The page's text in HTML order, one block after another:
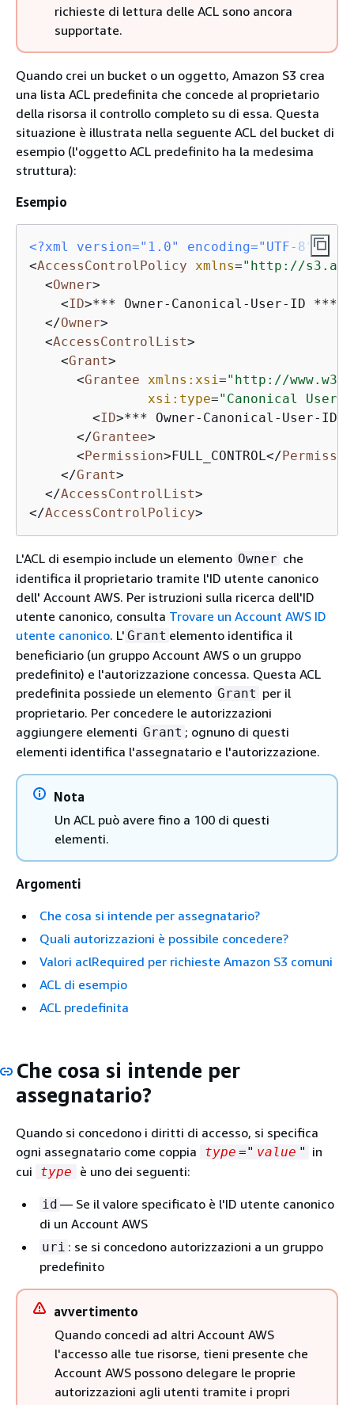
richieste di lettura delle ACL sono ancora
supportate.
Quando crei un bucket o un oggetto, Amazon S3 crea
una lista ACL predefinita che concede al proprietario
della risorsa il controllo completo su di essa. Questa
situazione è illustrata nella seguente ACL del bucket di
esempio (l'oggetto ACL predefinito ha la medesima
struttura):
Esempio
<?xml version="1.0" encoding="UTF-8"?>
<AccessControlPolicy xmlns="http://
<Owner>
<ID>*** Owner-Canonical-User-ID ***
</Owner>
<AccessControlList>
<Grant>
<Grantee xmlns:xsi="http://
xsi:type="Canonical User"
<ID>*** Owner-Canonical-User-ID
</Grantee>
<Permission>FULL_CONTROL</
</Grant>
</AccessControlList>
</AccessControlPolicy>
L'ACL di esempio include un elemento Owner che
identifica il proprietario tramite l'ID utente canonico
dell' Account AWS. Per istruzioni sulla ricerca dell'ID
utente canonico, consulta Trovare un Account AWS ID
utente canonico. L' Grant elemento identifica il
beneficiario (un gruppo Account AWS o un gruppo
predefinito) e l'autorizzazione concessa. Questa ACL
predefinita possiede un elemento Grant per il
proprietario. Per concedere le autorizzazioni
aggiungere elementi Grant ; ognuno di questi
elementi identifica l'assegnatario e l'autorizzazione.
Nota
Un ACL può avere fino a 100 di questi
elementi.
Argomenti
Che cosa si intende per assegnatario?
Quali autorizzazioni è possibile concedere?
Valori aclRequired per richieste Amazon S3 comuni
ACL di esempio
ACL predefinita
Che cosa si intende per
assegnatario?
Quando si concedono i diritti di accesso, si specifica
ogni assegnatario come coppia
type =" value " in
cui
type è uno dei seguenti:
id — Se il valore specificato è l'ID utente canonico
di un Account AWS
uri : se si concedono autorizzazioni a un gruppo
predefinito
avvertimento
Quando concedi ad altri Account AWS
l'accesso alle tue risorse, tieni presente che
Account AWS possono delegare le proprie
autorizzazioni agli utenti tramite i propri